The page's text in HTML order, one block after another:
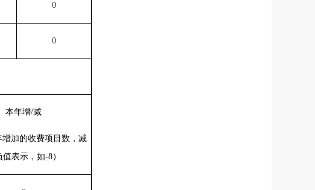
0
0
本年增/减
增加的收费项目数，减
值表示，如-8）